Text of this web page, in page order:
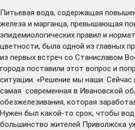
Питьевая вода, содержащая
железа и марганца, превышающая
эпидемиологических правил и
цветности, была одной из главных
из первых встреч со Станиславом
города поставили этот вопрос и
ситуации. «Решение мы наши.
самая современная в Ивановской
обезжелезивания, которая
Нужен был какой-то срок, чтобы
большинство жителей Приволжска